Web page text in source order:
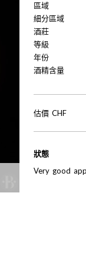
區域
細分區域
酒莊
等級
年份
酒精含量
估價 CHF
狀態
Very good